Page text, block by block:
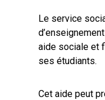
Le service
aide sociale et
ses étudiants.
Cet aide peut